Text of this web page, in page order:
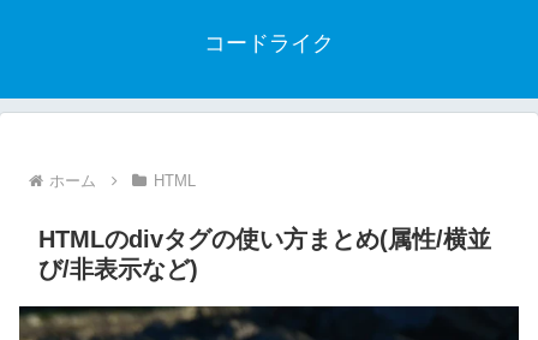
コードライク
ホーム HTML
HTMLのdivタグの使い方まとめ(属性/横並
び/非表示など)